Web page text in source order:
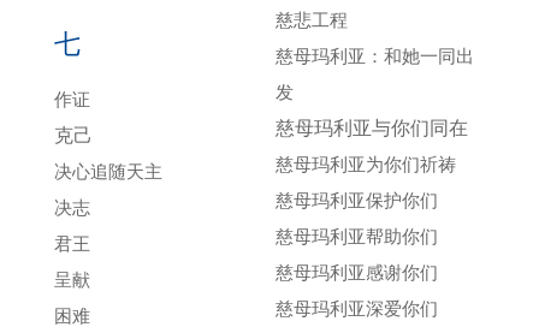
七
作证
克己
决心追随天主
决志
君王
呈献
困难
慈悲工程
慈母玛利亚：和她一同出
发
慈母玛利亚与你们同在
慈母玛利亚为你们祈祷
慈母玛利亚保护你们
慈母玛利亚帮助你们
慈母玛利亚感谢你们
慈母玛利亚深爱你们